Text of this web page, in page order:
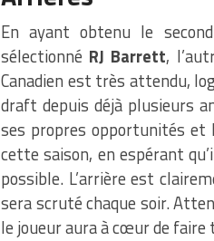
En ayant obtenu le
sélectionné RJ Barrett,
Canadien est très attendu,
draft depuis déjà plusieurs
ses propres opportunités et
cette saison, en espérant
possible. L’arrière est
sera scruté chaque soir.
le joueur aura à cœur de faire